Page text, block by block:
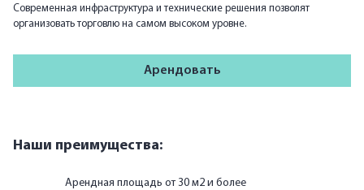
Современная инфраструктура и технические решения позволят
организовать торговлю на самом высоком уровне.
Арендовать
Наши преимущества:
Арендная площадь от 30 м2 и более